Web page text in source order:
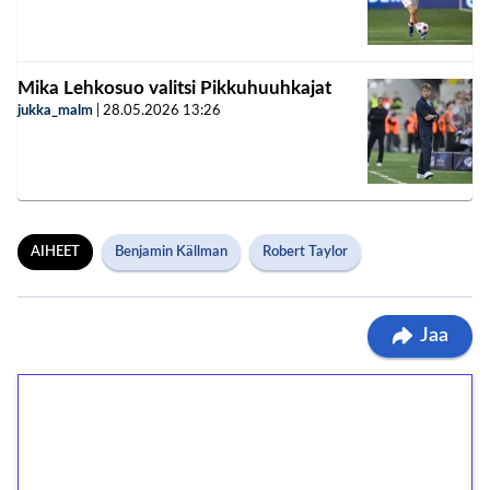
Mika Lehkosuo valitsi Pikkuhuuhkajat
jukka_malm 28.05.2026 13:26
AIHEET Benjamin Källman Robert Taylor
Jaa